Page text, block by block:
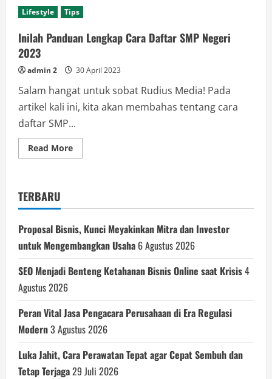
Lifestyle Tips
Inilah Panduan Lengkap Cara Daftar SMP Negeri
2023
admin 2 30 April 2023
Salam hangat untuk sobat Rudius Media! Pada
artikel kali ini, kita akan membahas tentang cara
daftar SMP...
Read MoreRead
more
Daftar
Negeri
2023
TERBARU
Proposal Bisnis, Kunci Meyakinkan Mitra dan Investor
untuk Mengembangkan Usaha 6 Agustus 2026
SEO Menjadi Benteng Ketahanan Bisnis Online saat Krisis4
Agustus 2026
Peran Vital Jasa Pengacara Perusahaan di Era Regulasi
Modern3 Agustus 2026
Luka Jahit, Cara Perawatan Tepat agar Cepat Sembuh dan
Tetap Terjaga29 Juli 2026